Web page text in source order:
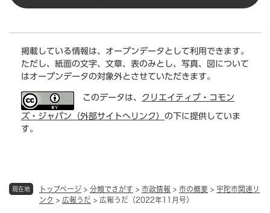
現在地 トップページ > 分類でさがす > 市政情報 > 市の概要 > 宇陀市関連リ
ンク > 広報うだ > 広報うだ（2022年11月号）
掲載している情報は、オープンデータとして利用できます。
ただし、紙面の文字、文章、表のみとし、写真、図について
はオープンデータの対象外とさせていただきます。
このデータは、 クリエイティブ・コモン
ズ・ジャパン（外部サイトへリンク） の下に提供していま
す。